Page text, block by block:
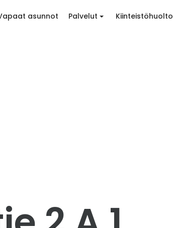
asunnot Palvelut Kiinteistöhuolto